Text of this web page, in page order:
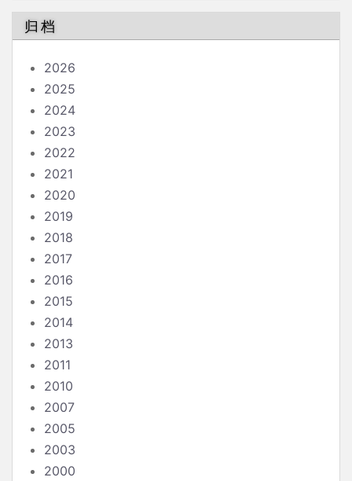
归档
2026
2025
2024
2023
2022
2021
2020
2019
2018
2017
2016
2015
2014
2013
2011
2010
2007
2005
2003
2000